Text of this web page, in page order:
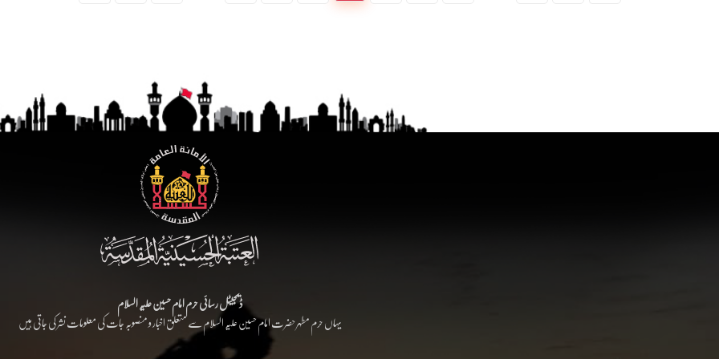
ڈیجیٹل رسائی حرم امام حسین علیہ السلام
یہاں حرم مطہر حضرت امام حسین علیہ السلام سے متعلق اخبار و منصوبہ جات کی معلومات نشر کی جاتی ہیں